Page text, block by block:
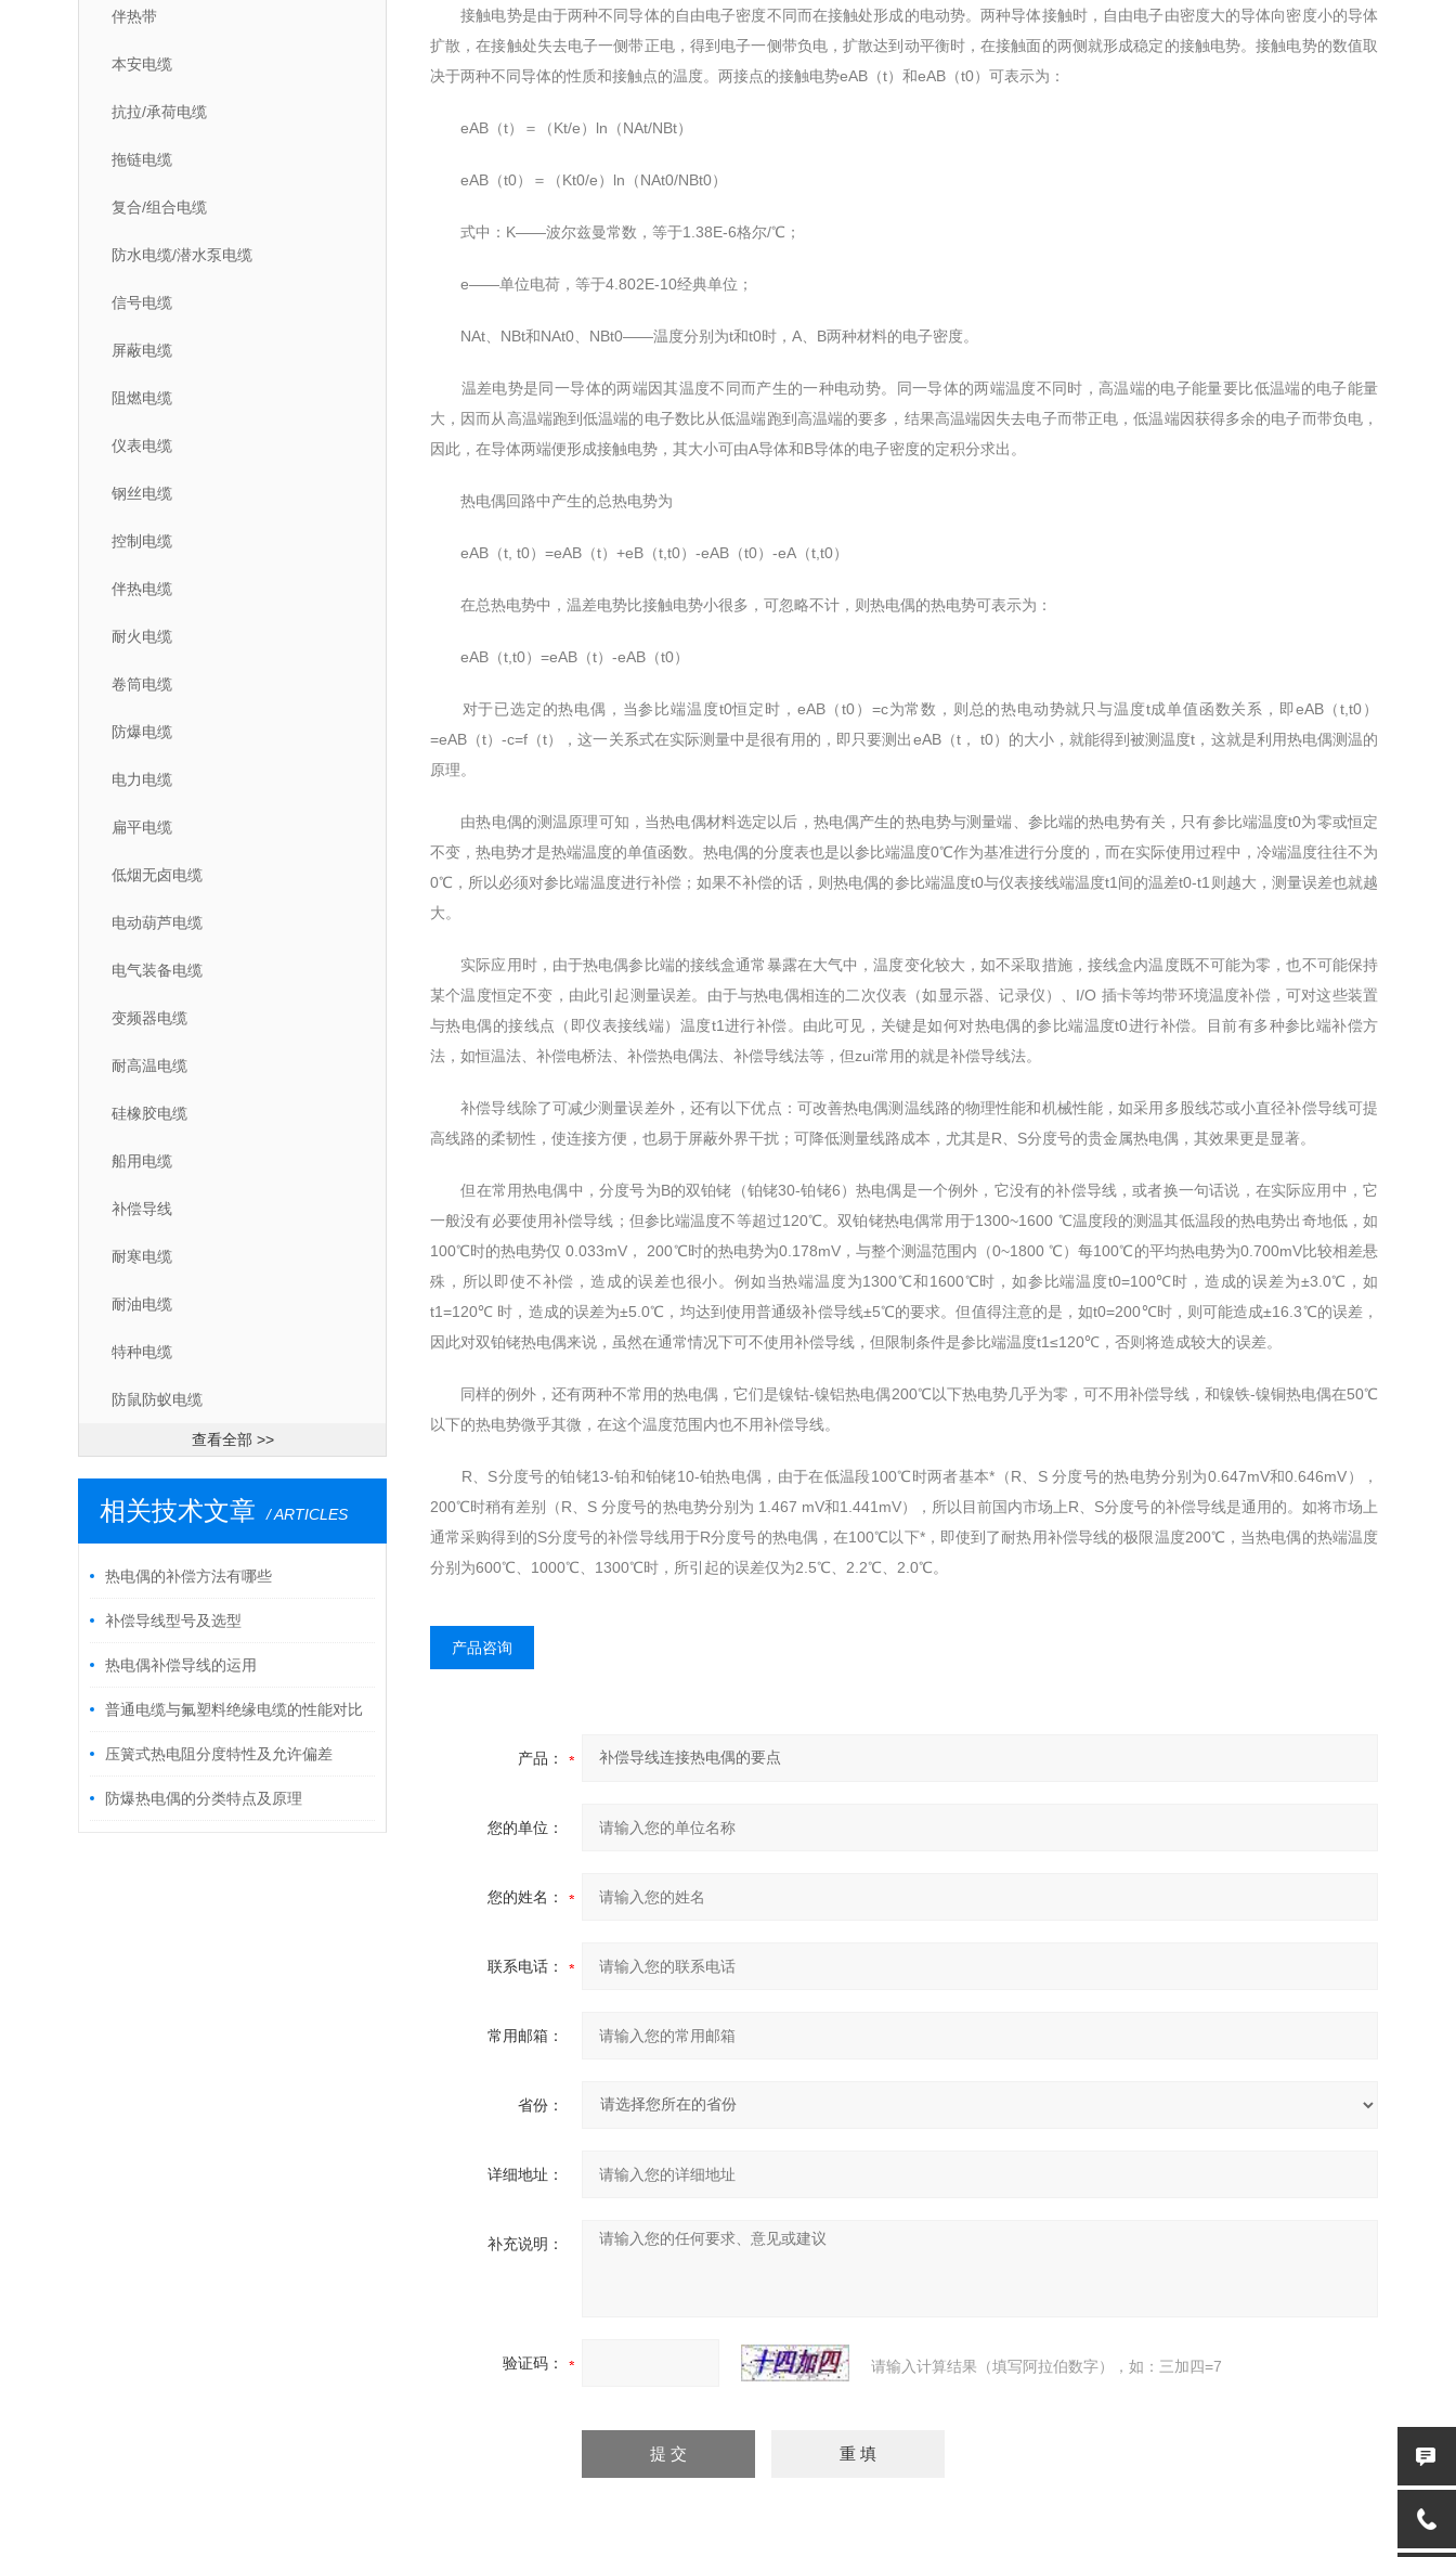
伴热带
本安电缆
抗拉/承荷电缆
拖链电缆
复合/组合电缆
防水电缆/潜水泵电缆
信号电缆
屏蔽电缆
阻燃电缆
仪表电缆
钢丝电缆
控制电缆
伴热电缆
耐火电缆
卷筒电缆
防爆电缆
电力电缆
扁平电缆
低烟无卤电缆
电动葫芦电缆
电气装备电缆
变频器电缆
耐高温电缆
硅橡胶电缆
船用电缆
补偿导线
耐寒电缆
耐油电缆
特种电缆
防鼠防蚁电缆
查看全部 >>
相关技术文章 / ARTICLES
热电偶的补偿方法有哪些
补偿导线型号及选型
热电偶补偿导线的运用
普通电缆与氟塑料绝缘电缆的性能对比
压簧式热电阻分度特性及允许偏差
防爆热电偶的分类特点及原理
接触电势是由于两种不同导体的自由电子密度不同而在接触处形成的电动势。两种导体接触时，自由电子由密度大的导体向密度小的导体
扩散，在接触处失去电子一侧带正电，得到电子一侧带负电，扩散达到动平衡时，在接触面的两侧就形成稳定的接触电势。接触电势的数值取
决于两种不同导体的性质和接触点的温度。两接点的接触电势eAB（t）和eAB（t0）可表示为：
eAB（t）＝（Kt/e）ln（NAt/NBt）
eAB（t0）＝（Kt0/e）ln（NAt0/NBt0）
式中：K——波尔兹曼常数，等于1.38E-6格尔/℃；
e——单位电荷，等于4.802E-10经典单位；
NAt、NBt和NAt0、NBt0——温度分别为t和t0时，A、B两种材料的电子密度。
温差电势是同一导体的两端因其温度不同而产生的一种电动势。同一导体的两端温度不同时，高温端的电子能量要比低温端的电子能量
大，因而从高温端跑到低温端的电子数比从低温端跑到高温端的要多，结果高温端因失去电子而带正电，低温端因获得多余的电子而带负电，
因此，在导体两端便形成接触电势，其大小可由A导体和B导体的电子密度的定积分求出。
热电偶回路中产生的总热电势为
eAB（t, t0）=eAB（t）+eB（t,t0）-eAB（t0）-eA（t,t0）
在总热电势中，温差电势比接触电势小很多，可忽略不计，则热电偶的热电势可表示为：
eAB（t,t0）=eAB（t）-eAB（t0）
对于已选定的热电偶，当参比端温度t0恒定时，eAB（t0）=c为常数，则总的热电动势就只与温度t成单值函数关系，即eAB（t,t0）
=eAB（t）-c=f（t），这一关系式在实际测量中是很有用的，即只要测出eAB（t， t0）的大小，就能得到被测温度t，这就是利用热电偶测温的
原理。
由热电偶的测温原理可知，当热电偶材料选定以后，热电偶产生的热电势与测量端、参比端的热电势有关，只有参比端温度t0为零或恒定
不变，热电势才是热端温度的单值函数。热电偶的分度表也是以参比端温度0℃作为基准进行分度的，而在实际使用过程中，冷端温度往往不为
0℃，所以必须对参比端温度进行补偿；如果不补偿的话，则热电偶的参比端温度t0与仪表接线端温度t1间的温差t0-t1则越大，测量误差也就越
大。
实际应用时，由于热电偶参比端的接线盒通常暴露在大气中，温度变化较大，如不采取措施，接线盒内温度既不可能为零，也不可能保持
某个温度恒定不变，由此引起测量误差。由于与热电偶相连的二次仪表（如显示器、记录仪）、I/O 插卡等均带环境温度补偿，可对这些装置
与热电偶的接线点（即仪表接线端）温度t1进行补偿。由此可见，关键是如何对热电偶的参比端温度t0进行补偿。目前有多种参比端补偿方
法，如恒温法、补偿电桥法、补偿热电偶法、补偿导线法等，但zui常用的就是补偿导线法。
补偿导线除了可减少测量误差外，还有以下优点：可改善热电偶测温线路的物理性能和机械性能，如采用多股线芯或小直径补偿导线可提
高线路的柔韧性，使连接方便，也易于屏蔽外界干扰；可降低测量线路成本，尤其是R、S分度号的贵金属热电偶，其效果更是显著。
但在常用热电偶中，分度号为B的双铂铑（铂铑30-铂铑6）热电偶是一个例外，它没有的补偿导线，或者换一句话说，在实际应用中，它
一般没有必要使用补偿导线；但参比端温度不等超过120℃。双铂铑热电偶常用于1300~1600 ℃温度段的测温其低温段的热电势出奇地低，如
100℃时的热电势仅 0.033mV， 200℃时的热电势为0.178mV，与整个测温范围内（0~1800 ℃）每100℃的平均热电势为0.700mV比较相差悬
殊，所以即使不补偿，造成的误差也很小。例如当热端温度为1300℃和1600℃时，如参比端温度t0=100℃时，造成的误差为±3.0℃，如
t1=120℃ 时，造成的误差为±5.0℃，均达到使用普通级补偿导线±5℃的要求。但值得注意的是，如t0=200℃时，则可能造成±16.3℃的误差，
因此对双铂铑热电偶来说，虽然在通常情况下可不使用补偿导线，但限制条件是参比端温度t1≤120℃，否则将造成较大的误差。
同样的例外，还有两种不常用的热电偶，它们是镍钴-镍铝热电偶200℃以下热电势几乎为零，可不用补偿导线，和镍铁-镍铜热电偶在50℃
以下的热电势微乎其微，在这个温度范围内也不用补偿导线。
R、S分度号的铂铑13-铂和铂铑10-铂热电偶，由于在低温段100℃时两者基本*（R、S 分度号的热电势分别为0.647mV和0.646mV），
200℃时稍有差别（R、S 分度号的热电势分别为 1.467 mV和1.441mV），所以目前国内市场上R、S分度号的补偿导线是通用的。如将市场上
通常采购得到的S分度号的补偿导线用于R分度号的热电偶，在100℃以下*，即使到了耐热用补偿导线的极限温度200℃，当热电偶的热端温度
分别为600℃、1000℃、1300℃时，所引起的误差仅为2.5℃、2.2℃、2.0℃。
产品咨询
产品：
您的单位：
您的姓名：
联系电话：
常用邮箱：
省份：
详细地址：
补充说明：
验证码： 请输入计算结果（填写阿拉伯数字），如：三加四=7